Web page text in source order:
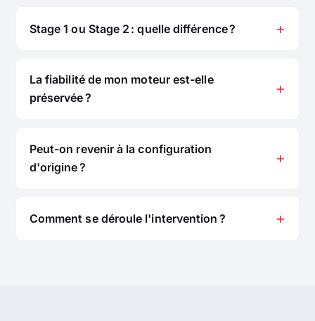
Stage 1 ou Stage 2 : quelle différence ?
La fiabilité de mon moteur est-elle
préservée ?
Peut-on revenir à la configuration
d'origine ?
Comment se déroule l'intervention ?